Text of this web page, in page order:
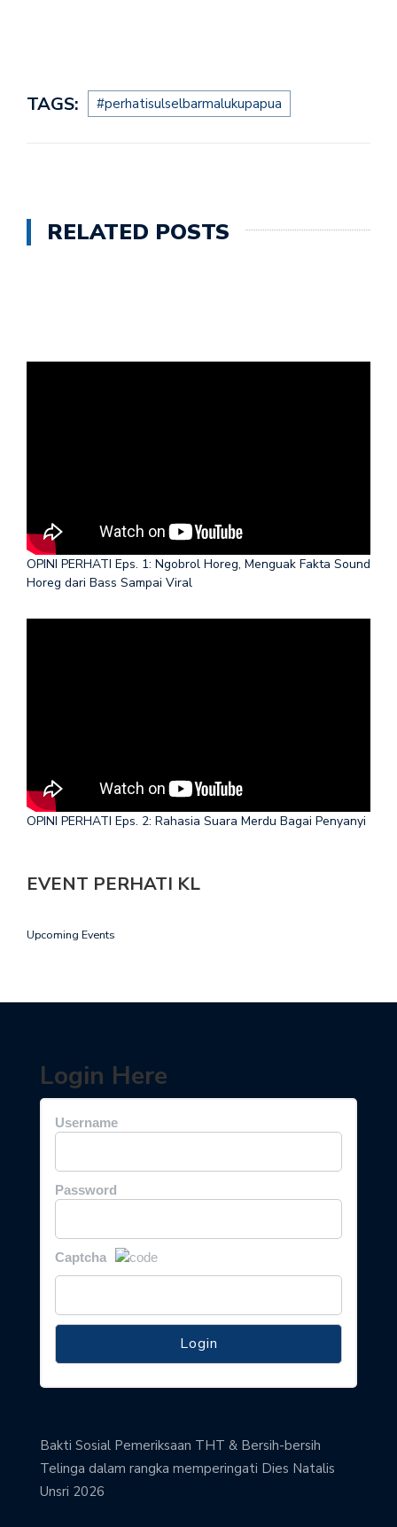
TAGS: #perhatisulselbarmalukupapua
RELATED POSTS
OPINI PERHATI Eps. 1: Ngobrol Horeg, Menguak Fakta Sound
Horeg dari Bass Sampai Viral
OPINI PERHATI Eps. 2: Rahasia Suara Merdu Bagai Penyanyi
EVENT PERHATI KL
Upcoming Events
Login Here
Username
Password
Captcha
Bakti Sosial Pemeriksaan THT & Bersih-bersih
Telinga dalam rangka memperingati Dies Natalis
Unsri 2026